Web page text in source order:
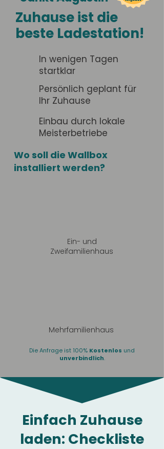
Zuhause ist die
beste Ladestation!
In wenigen Tagen
startklar
Persönlich geplant für
Ihr Zuhause
Einbau durch lokale
Meisterbetriebe
Wo soll die Wallbox
installiert werden?
Ein- und
Zweifamilienhaus
Mehrfamilienhaus
Die Anfrage ist 100% Kostenlos und
unverbindlich.
Einfach Zuhause
laden: Checkliste